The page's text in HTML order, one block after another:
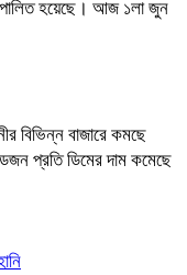
পালিত হয়েছে। আজ ১লা জুন
বিভিন্ন বাজারে কমছে
প্রতি ডিমের দাম কমেছে